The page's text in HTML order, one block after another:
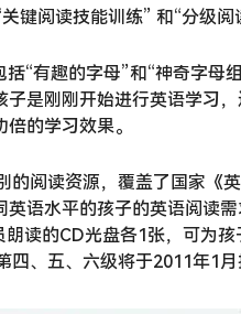
键阅读技能训练” 和“分级阅
括“有趣的字母”和“神奇字
是刚刚开始进行英语学习
的学习效果。
的阅读资源，覆盖了国家《
英语水平的孩子的英语阅读
读的CD光盘各1张，可为
四、五、六级将于2011年1月